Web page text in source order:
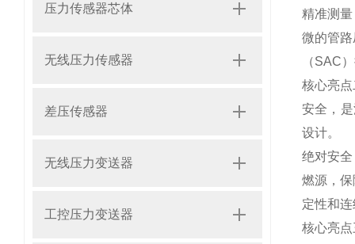
压力传感器芯体
无线压力传感器
差压传感器
无线压力变送器
工控压力变送器
精准测
微的管
（SAC
核心亮
安全，
设计。
绝对安
燃源，
定性和
核心亮